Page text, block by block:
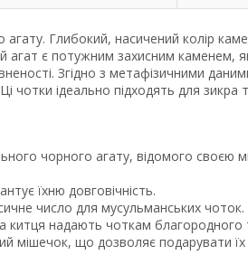
агату. Глибокий, насичений колір
є потужним захисним каменем,
Згідно з метафізичними
чотки ідеально підходять для зикра
чорного агату, відомого своєю
їхню довговічність.
число для мусульманських чоток.
китця надають чоткам благородного
мішечок, що дозволяє подарувати